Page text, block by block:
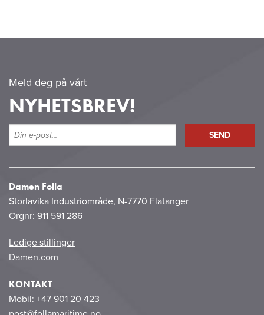
Meld deg på vårt
NYHETSBREV!
Damen Folla
Storlavika Industriområde, N-7770 Flatanger
Orgnr: 911 591 286
Ledige stillinger
Damen.com
KONTAKT
Mobil: +47 901 20 423